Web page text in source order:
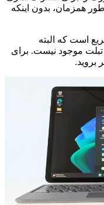
همزمان، بدون اینکه
است که البته
تبلت موجود نیست. برای
بروید.